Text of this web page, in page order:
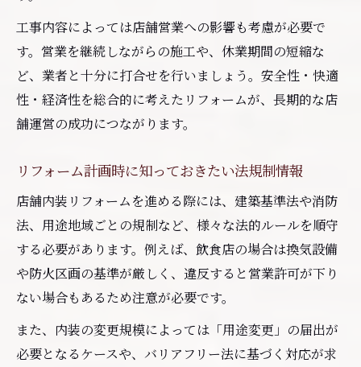
工事内容によっては店舗営業への影響も考慮が必要で
す。営業を継続しながらの施工や、休業期間の短縮な
ど、業者と十分に打合せを行いましょう。安全性・快適
性・経済性を総合的に考えたリフォームが、長期的な店
舗運営の成功につながります。
リフォーム計画時に知っておきたい法規制情報
店舗内装リフォームを進める際には、建築基準法や消防
法、用途地域ごとの規制など、様々な法的ルールを順守
する必要があります。例えば、飲食店の場合は換気設備
や防火区画の基準が厳しく、違反すると営業許可が下り
ない場合もあるため注意が必要です。
また、内装の変更規模によっては「用途変更」の届出が
必要となるケースや、バリアフリー法に基づく対応が求